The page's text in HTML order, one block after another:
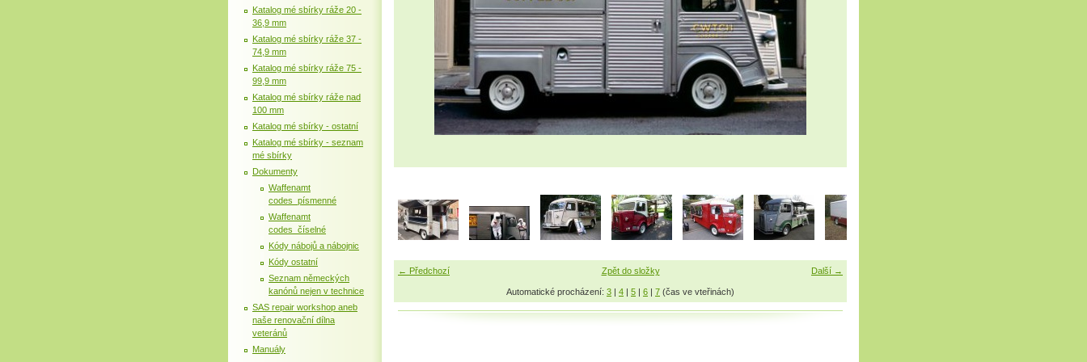
← Předchozí Další →
Zpět do složky
Automatické procházení: 3 | 4 | 5 | 6 | 7 (čas ve vteřinách)
Katalog mé sbírky ráže 20 -
36,9 mm
Katalog mé sbírky ráže 37 -
74,9 mm
Katalog mé sbírky ráže 75 -
99,9 mm
Katalog mé sbírky ráže nad
100 mm
Katalog mé sbírky - ostatní
Katalog mé sbírky - seznam
mé sbírky
Dokumenty
Waffenamt
codes_písmenné
Waffenamt
codes_číselné
Kódy nábojů a nábojnic
Kódy ostatní
Seznam německých
kanónů nejen v technice
SAS repair workshop aneb
naše renovační dílna
veteránů
Manuály